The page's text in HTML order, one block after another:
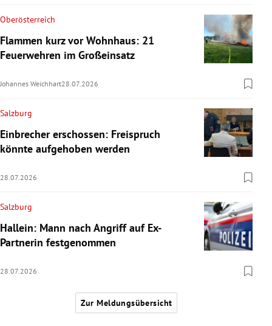
Oberösterreich
Flammen kurz vor Wohnhaus: 21
Feuerwehren im Großeinsatz
Johannes Weichhart28.07.2026
Salzburg
Einbrecher erschossen: Freispruch
könnte aufgehoben werden
28.07.2026
Salzburg
Hallein: Mann nach Angriff auf Ex-
Partnerin festgenommen
28.07.2026
Zur Meldungsübersicht